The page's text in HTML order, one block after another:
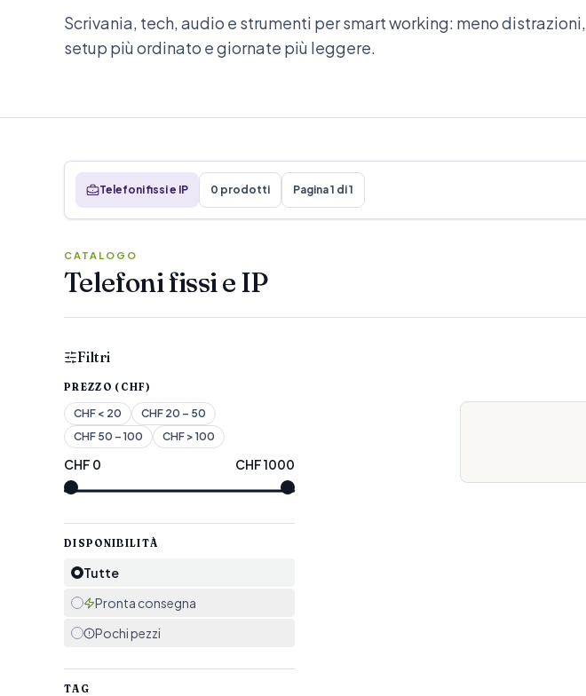
Scrivania, tech, audio e strumenti per smart working: meno distrazioni,
setup più ordinato e giornate più leggere.
Telefoni fissi e IP 0 prodotti Pagina 1 di 1
CATALOGO
Telefoni fissi e IP
Filtri
PREZZO (CHF)
CHF < 20 CHF 20 – 50
CHF 50 – 100 CHF > 100
CHF 0 CHF1000
DISPONIBILITÀ
Tutte
Pronta consegna
Pochi pezzi
TAG